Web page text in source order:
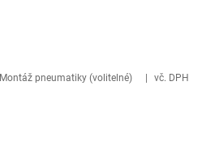
Montáž pneumatiky (volitelné) vč. DPH